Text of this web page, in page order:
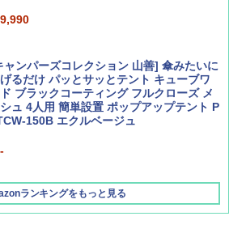
ャンパーズコレクション 山善] 傘みたいに
るだけ パッとサッとテント キューブワ
ブラックコーティング フルクローズ メ
ュ 4人用 簡単設置 ポップアップテント P
150B エクルベージュ
ランキングをもっと見る